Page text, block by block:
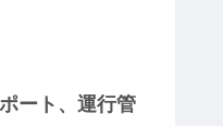
ート、運行管